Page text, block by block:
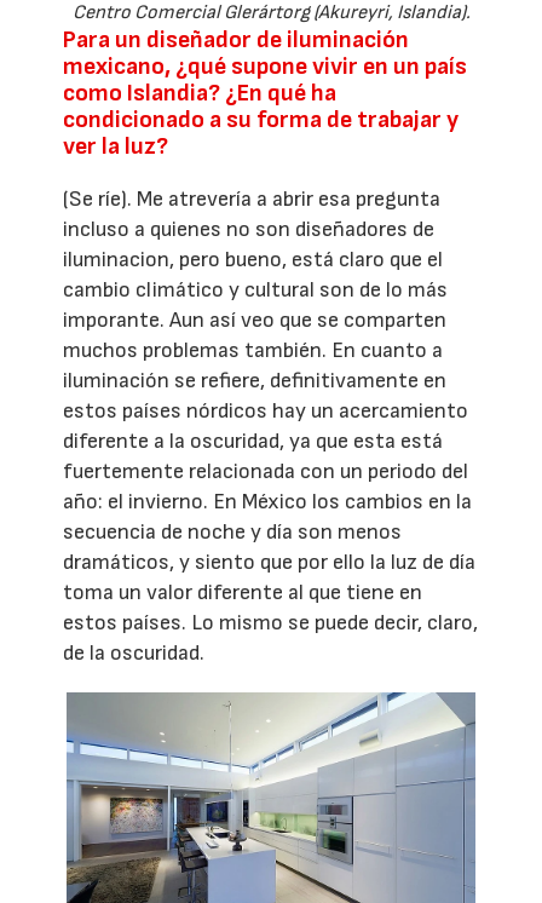
Centro Comercial Glerártorg (Akureyri, Islandia).
Para un diseñador de iluminación
mexicano, ¿qué supone vivir en un país
como Islandia? ¿En qué ha
condicionado a su forma de trabajar y
ver la luz?
(Se ríe). Me atrevería a abrir esa pregunta
incluso a quienes no son diseñadores de
iluminacion, pero bueno, está claro que el
cambio climático y cultural son de lo más
imporante. Aun así veo que se comparten
muchos problemas también. En cuanto a
iluminación se refiere, definitivamente en
estos países nórdicos hay un acercamiento
diferente a la oscuridad, ya que esta está
fuertemente relacionada con un periodo del
año: el invierno. En México los cambios en la
secuencia de noche y día son menos
dramáticos, y siento que por ello la luz de día
toma un valor diferente al que tiene en
estos países. Lo mismo se puede decir, claro,
de la oscuridad.